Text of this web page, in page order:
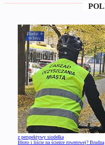
z perspektywy siodełka
Błoto i liście na ścieżce rowerowej?